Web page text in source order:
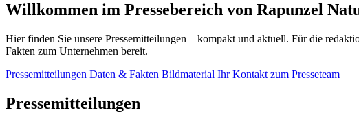
Willkommen im Pressebereich von Rapunzel
Hier finden Sie unsere Pressemitteilungen – kompakt und aktuell. Für die
Fakten zum Unternehmen bereit.
Pressemitteilungen Daten & Fakten Bildmaterial Ihr Kontakt zum Presseteam
Pressemitteilungen